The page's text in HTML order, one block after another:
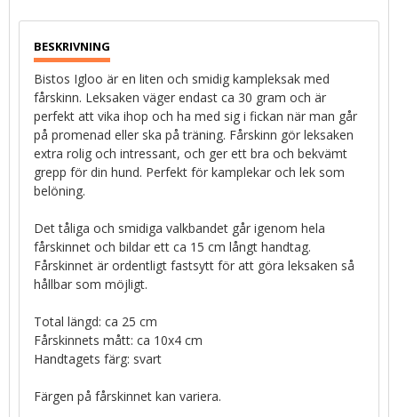
Bistos Igloo är en liten och smidig kampleksak med
fårskinn. Leksaken väger endast ca 30 gram och är
perfekt att vika ihop och ha med sig i fickan när man går
på promenad eller ska på träning. Fårskinn gör leksaken
extra rolig och intressant, och ger ett bra och bekvämt
grepp för din hund. Perfekt för kamplekar och lek som
belöning.
Det tåliga och smidiga valkbandet går igenom hela
fårskinnet och bildar ett ca 15 cm långt handtag.
Fårskinnet är ordentligt fastsytt för att göra leksaken så
hållbar som möjligt.
Total längd: ca 25 cm
Fårskinnets mått: ca 10x4 cm
Handtagets färg: svart
Färgen på fårskinnet kan variera.